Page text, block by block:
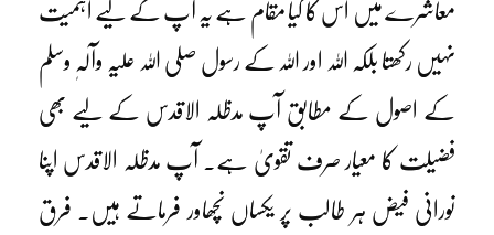
معاشرے میں اس کا کیا مقام ہے یہ آپ کے لیے اہمیت
نہیں رکھتا بلکہ اللہ اور اللہ کے رسول صلی اللہ علیہ وآلہٖ وسلم
کے اصول کے مطابق آپ مدظلہ الاقدس کے لیے بھی
فضیلت کا معیار صرف تقویٰ ہے۔ آپ مدظلہ الاقدس اپنا
نورانی فیض ہر طالب پر یکساں نچھاور فرماتے ہیں۔ فرق